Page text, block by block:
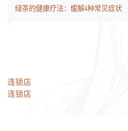
绿茶的健康疗法：缓解4种常见症状
文
章
连锁店
连锁店